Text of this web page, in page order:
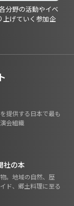
分野の活動やイベ
上げていく参加企
提供する日本で最も
会組織
社の本
。地域の自然、歴
ド、郷土料理に至る